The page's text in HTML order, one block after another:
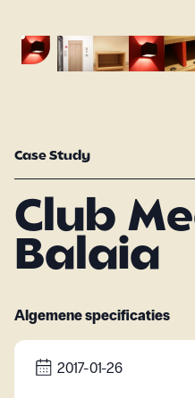
Case Study
Club
Balaia
Algemene specificaties
2017-01-26